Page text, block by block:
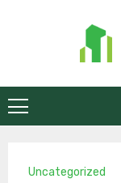
Uncategorized